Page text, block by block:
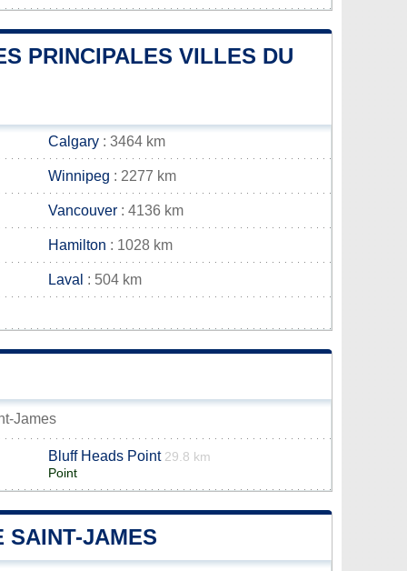
PRINCIPALES VILLES DU
Calgary : 3464 km
Winnipeg : 2277 km
Vancouver : 4136 km
Hamilton : 1028 km
Laval : 504 km
James
Bluff Heads Point 29.8 km
Point
SAINT-JAMES